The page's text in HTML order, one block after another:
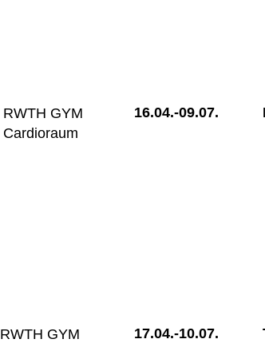
RWTH GYM
Cardioraum
16.04.-09.07.
RWTH GYM
17.04.-10.07.